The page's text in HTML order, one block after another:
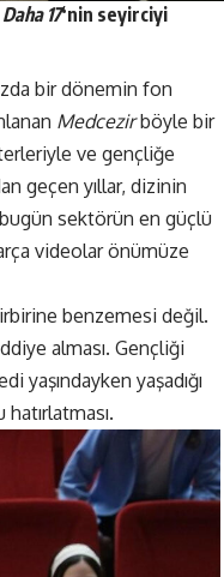
Daha 17‘nin seyirciyi
bir dönemin fon
Medcezirböyle bir
ve gençliğe
geçen yıllar, dizinin
sektörün en güçlü
videolar önümüze
benzemesi değil.
alması. Gençliği
yaşındayken yaşadığı